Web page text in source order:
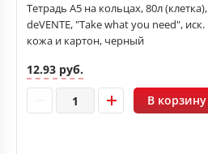
Тетрадь А5 на кольцах, 80л (клетка),
deVENTE, "Take what you need", иск.
кожа и картон, черный
12.93 руб.
В корзину